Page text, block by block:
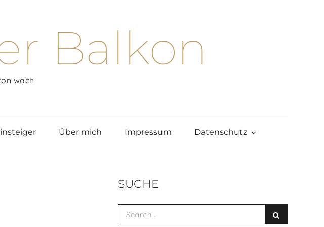
Balkon
wach
Über mich Impressum Datenschutz
SUCHE
Search
for: